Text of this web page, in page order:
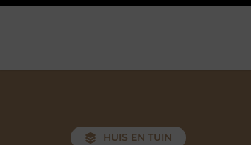
HUIS EN TUIN